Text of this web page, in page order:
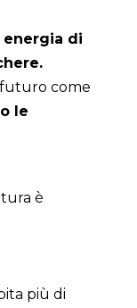
di
come
le
è
più di